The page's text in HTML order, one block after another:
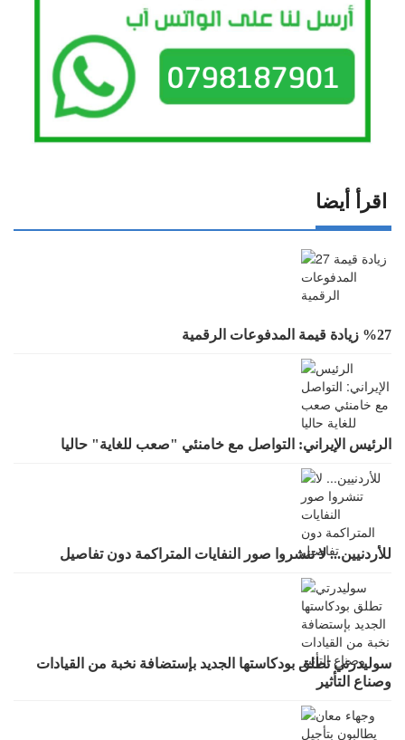
اقرأ أيضا
%27 زيادة قيمة المدفوعات الرقمية
الرئيس الإيراني: التواصل مع خامنئي "صعب للغاية" حاليا
للأردنيين... لا تنشروا صور النفايات المتراكمة دون تفاصيل
سوليدرتي تطلق بودكاستها الجديد بإستضافة نخبة من القيادات
وصناع التأثير